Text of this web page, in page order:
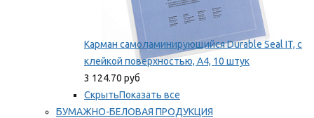
Карман самоламинирующийся Durable Seal IT, с
клейкой поверхностью, A4, 10 штук
3 124.70 руб
СкрытьПоказать все
БУМАЖНО-БЕЛОВАЯ ПРОДУКЦИЯ